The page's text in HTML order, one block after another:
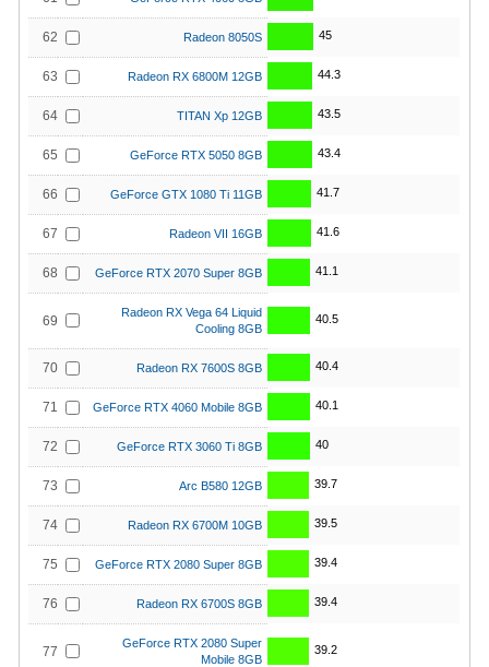
62 Radeon 8050S 45
63 Radeon RX 6800M 12GB 44.3
64 TITAN Xp 12GB 43.5
65 GeForce RTX 5050 8GB 43.4
66 GeForce GTX 1080 Ti 11GB 41.7
67 Radeon VII 16GB 41.6
68 GeForce RTX 2070 Super 8GB 41.1
69
Radeon RX Vega 64 Liquid
Cooling 8GB
40.5
70 Radeon RX 7600S 8GB 40.4
71 GeForce RTX 4060 Mobile 8GB 40.1
72 GeForce RTX 3060 Ti 8GB 40
73 Arc B580 12GB 39.7
74 Radeon RX 6700M 10GB 39.5
75 GeForce RTX 2080 Super 8GB 39.4
76 Radeon RX 6700S 8GB 39.4
77
GeForce RTX 2080 Super
Mobile 8GB
39.2